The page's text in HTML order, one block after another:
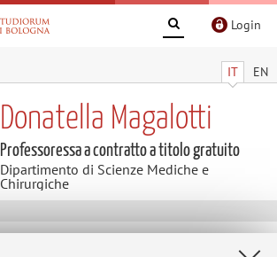
Login
IT EN
Donatella Magalotti
Professoressa a contratto a titolo gratuito
Dipartimento di Scienze Mediche e
Chirurgiche